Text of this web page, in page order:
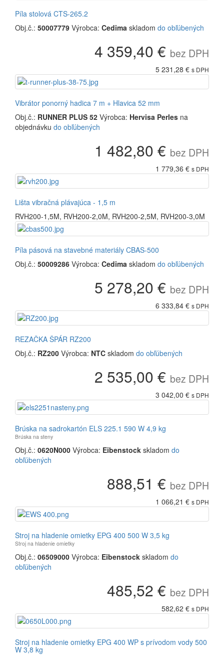
Píla stolová CTS-265.2
Obj.č.: 50007779 Výrobca: Cedima skladom do obľúbených
4 359,40 € bez DPH
5 231,28 € s DPH
Vibrátor ponorný hadica 7 m + Hlavica 52 mm
Obj.č.: RUNNER PLUS 52 Výrobca: Hervisa Perles na
objednávku do obľúbených
1 482,80 € bez DPH
1 779,36 € s DPH
Lišta vibračná plávajúca - 1,5 m
RVH200-1,5M, RVH200-2,0M, RVH200-2,5M, RVH200-3,0M
Píla pásová na stavebné materiály CBAS-500
Obj.č.: 50009286 Výrobca: Cedima skladom do obľúbených
5 278,20 € bez DPH
6 333,84 € s DPH
REZAČKA ŠPÁR RZ200
Obj.č.: RZ200 Výrobca: NTC skladom do obľúbených
2 535,00 € bez DPH
3 042,00 € s DPH
Brúska na sadrokartón ELS 225.1 590 W 4,9 kg
Brúska na steny
Obj.č.: 0620N000 Výrobca: Eibenstock skladom do
obľúbených
888,51 € bez DPH
1 066,21 € s DPH
Stroj na hladenie omietky EPG 400 500 W 3,5 kg
Stroj na hladenie omietky
Obj.č.: 06509000 Výrobca: Eibenstock skladom do
obľúbených
485,52 € bez DPH
582,62 € s DPH
Stroj na hladenie omietky EPG 400 WP s prívodom vody 500
W 3,8 kg